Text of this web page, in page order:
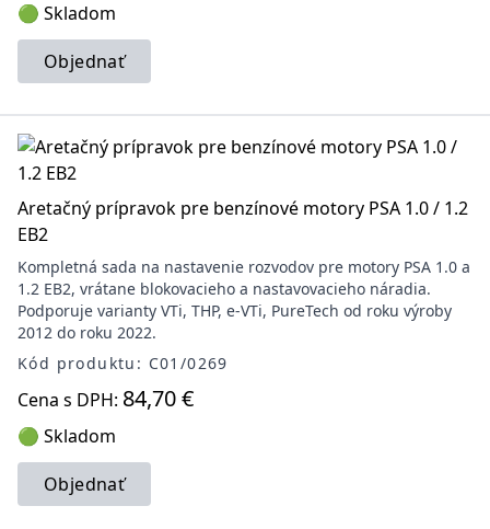
🟢 Skladom
Objednať
Aretačný prípravok pre benzínové motory PSA 1.0 / 1.2
EB2
Kompletná sada na nastavenie rozvodov pre motory PSA 1.0 a
1.2 EB2, vrátane blokovacieho a nastavovacieho náradia.
Podporuje varianty VTi, THP, e-VTi, PureTech od roku výroby
2012 do roku 2022.
Kód produktu: C01/0269
Cena s DPH: 84,70 €
🟢 Skladom
Objednať